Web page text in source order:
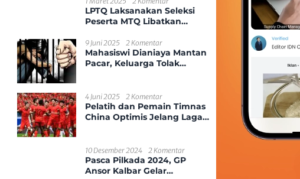
LPTQ Laksanakan Seleksi
Peserta MTQ Libatkan
Kecamatan Sungai
Ambawang
9 Juni 2025 2 Komentar
Mahasiswi Dianiaya Mantan
Pacar, Keluarga Tolak
4 Juni 2025 2 Komentar
Pelatih dan Pemain Timnas
China Optimis Jelang Laga
10 Desember 2024 2 Komentar
Pasca Pilkada 2024, GP
Ansor Kalbar Gelar